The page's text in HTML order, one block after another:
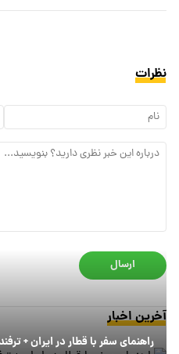
نظرات
ارسال
آخرین اخبار
راهنمای سفر با قطار در ایران +